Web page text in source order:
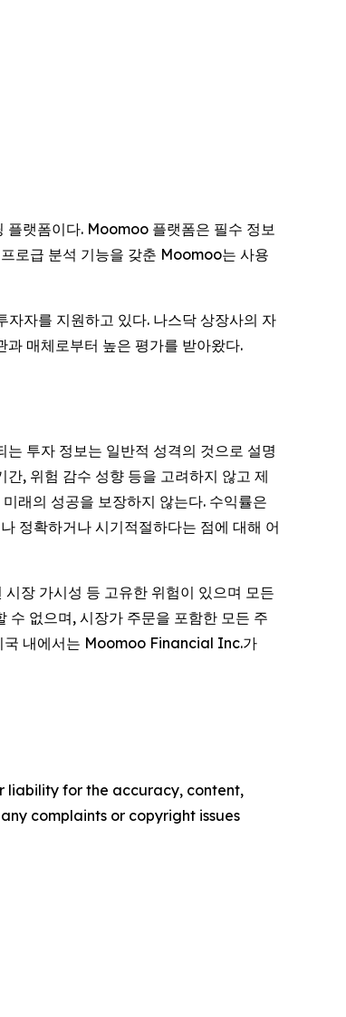
플랫폼이다. Moomoo 플랫폼은 필수 정보
로급 분석 기능을 갖춘 Moomoo는 사용
자를 지원하고 있다. 나스닥 상장사의 자
매체로부터 높은 평가를 받아왔다.
투자 정보는 일반적 성격의 것으로 설명
, 위험 감수 성향 등을 고려하지 않고 제
래의 성공을 보장하지 않는다. 수익률은
정확하거나 시기적절하다는 점에 대해 어
장 가시성 등 고유한 위험이 있으며 모든
없으며, 시장가 주문을 포함한 모든 주
국 내에서는 Moomoo Financial Inc.가
liability for the accuracy, content,
complaints or copyright issues